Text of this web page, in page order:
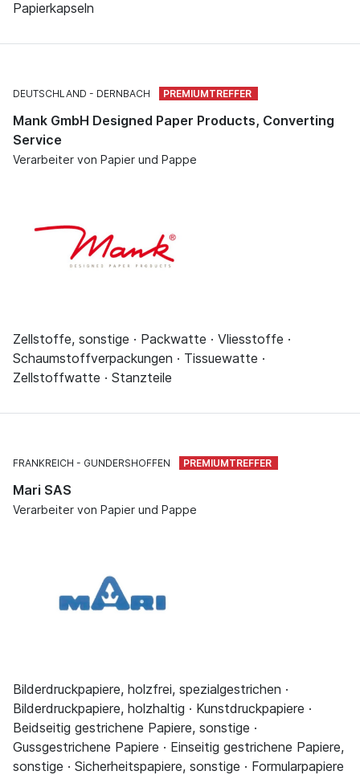
Papierkapseln
DEUTSCHLAND DERNBACH
Mank GmbH Designed Paper Products, Converting
Service
Verarbeiter von Papier und Pappe
Zellstoffe, sonstige · Packwatte · Vliesstoffe ·
Schaumstoffverpackungen · Tissuewatte ·
Zellstoffwatte · Stanzteile
FRANKREICH GUNDERSHOFFEN
Mari SAS
Verarbeiter von Papier und Pappe
Bilderdruckpapiere, holzfrei, spezialgestrichen ·
Bilderdruckpapiere, holzhaltig · Kunstdruckpapiere ·
Beidseitig gestrichene Papiere, sonstige ·
Gussgestrichene Papiere · Einseitig gestrichene Papiere,
sonstige · Sicherheitspapiere, sonstige · Formularpapiere